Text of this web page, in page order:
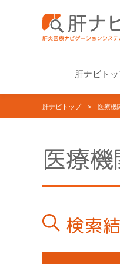
肝ナビト
肝ナビトップ> 医療機
医療
検索